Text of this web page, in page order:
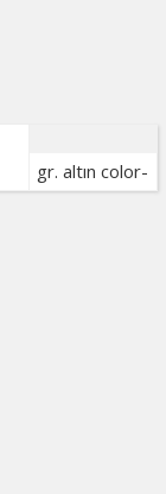
gr. altın color-